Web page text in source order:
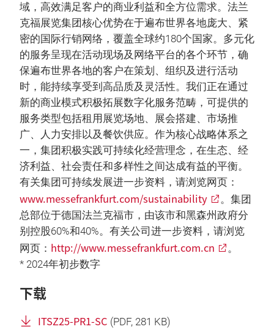
域，高效满足客户的商业利益和全方位需求。法兰
克福展览集团核心优势在于遍布世界各地庞大、紧
密的国际行销网络，覆盖全球约180个国家。多元化
的服务呈现在活动现场及网络平台的各个环节，确
保遍布世界各地的客户在策划、组织及进行活动
时，能持续享受到高品质及灵活性。我们正在通过
新的商业模式积极拓展数字化服务范畴，可提供的
服务类型包括租用展览场地、展会搭建、市场推
广、人力安排以及餐饮供应。作为核心战略体系之
一，集团积极实践可持续化经营理念，在生态、经
济利益、社会责任和多样性之间达成有益的平衡。
有关集团可持续发展进一步资料，请浏览网页：
www.messefrankfurt.com/sustainability
。集团
总部位于德国法兰克福市，由该市和黑森州政府分
别控股60%和40%。有关公司进一步资料，请浏览
网页： http://www.messefrankfurt.com.cn
。
* 2024年初步数字
下载
ITSZ25-PR1-SC (PDF, 281 KB)